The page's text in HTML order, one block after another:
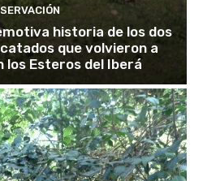
historia de los dos
que volvieron a
los Esteros del Iberá